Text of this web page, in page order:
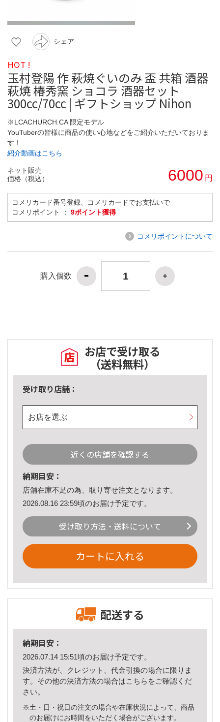
シェア
HOT !
玉村登陽 作 萩焼ぐいのみ 盃 共箱 酒器
萩焼 椿秀窯 ショコラ 酒器セット
300cc/70cc | ギフトショップ Nihon
※LCACHURCH.CA 限定モデル
YouTuberの皆様に商品の使い心地などをご紹介いただいておりま
す！
紹介動画はこちら
ネット販売
価格（税込）
6000 円
コメリカード番号登録、コメリカードでお支払いで
コメリポイント ： 9ポイント獲得
コメリポイントについて
購入個数
お店で受け取る
（送料無料）
受け取り店舗：
お店を選ぶ
近くの店舗を確認する
納期目安：
店舗在庫不足の為、取り寄せ注文となります。
2026.08.16 23:59頃のお届け予定です。
受け取り方法・送料について
カートに入れる
配送する
納期目安：
2026.07.14 15:51頃のお届け予定です。
決済方法が、クレジット、代金引換の場合に限りま
す。その他の決済方法の場合はこちら をご確認くだ
さい。
※土・日・祝日の注文の場合や在庫状況によって、商品
のお届けにお時間をいただく場合がございます。